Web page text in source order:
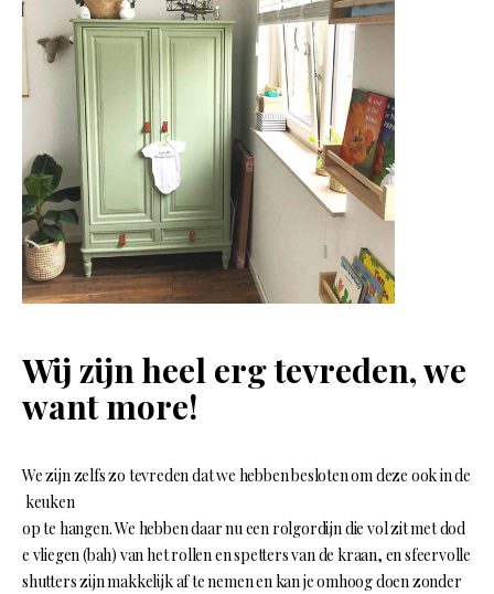
Wij zijn heel erg tevreden, we
want more!
We zijn zelfs zo tevreden dat we hebben besloten om deze ook in de
keuken
op te hangen. We hebben daar nu een rolgordijn die vol zit met dod
e vliegen (bah) van het rollen en spetters van de kraan, en sfeervolle
shutters zijn makkelijk af te nemen en kan je omhoog doen zonder